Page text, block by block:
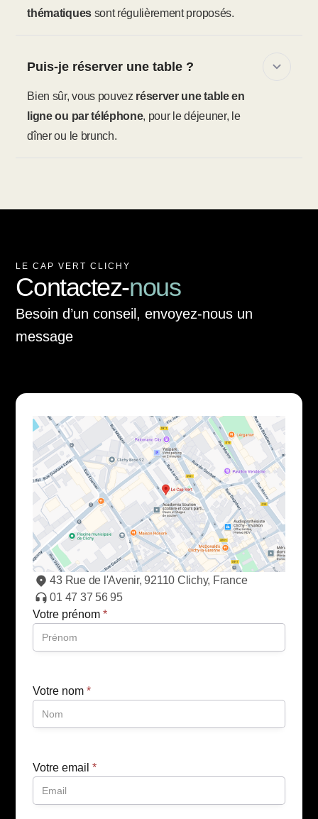
thématiquessont régulièrement proposés.
Puis-je réserver une table ?
Bien sûr, vous pouvez réserver une table en
ligne ou par téléphone, pour le déjeuner, le
dîner ou le brunch.
LE CAP VERT CLICHY
Contactez-nous
Besoin d’un conseil, envoyez-nous un
message
43 Rue de l'Avenir, 92110 Clichy, France
01 47 37 56 95
Votre prénom*
Votre nom*
Votre email*